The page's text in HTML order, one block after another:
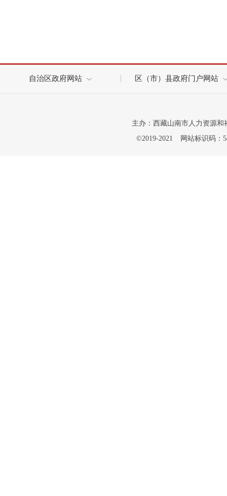
自治区政府网站 区（市）县政府门户网站
主办：西藏山南市人力资源和
©2019-2021
网站标识码：